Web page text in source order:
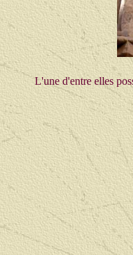
L'une d'entre elles